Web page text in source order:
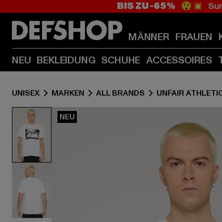
BIS ZU -65% 😲💥
MÄNNER FRAUEN
NEU BEKLEIDUNG SCHUHE ACCESSOIRES
UNISEX MARKEN ALL BRANDS UNFAIR
NEU